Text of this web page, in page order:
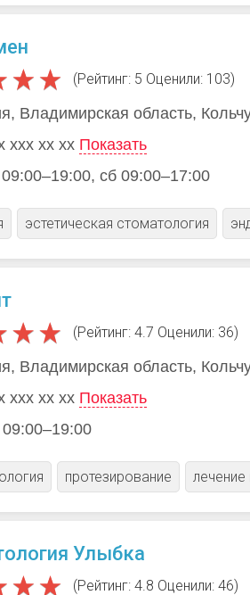
(Рейтинг: 5 Оценили: 103)
Владимирская область,
xxx xx xx Показать
09:00–19:00, сб 09:00–17:00
эстетическая стоматология
(Рейтинг: 4.7 Оценили: 36)
Владимирская область,
xxx xx xx Показать
09:00–19:00
протезирование лечение
Улыбка
(Рейтинг: 4.8 Оценили: 46)